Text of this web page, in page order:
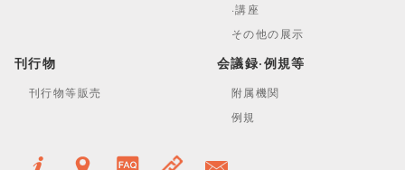
·講座
その他の展示
刊行物
刊行物等販売
会議録·例規等
附属機関
例規